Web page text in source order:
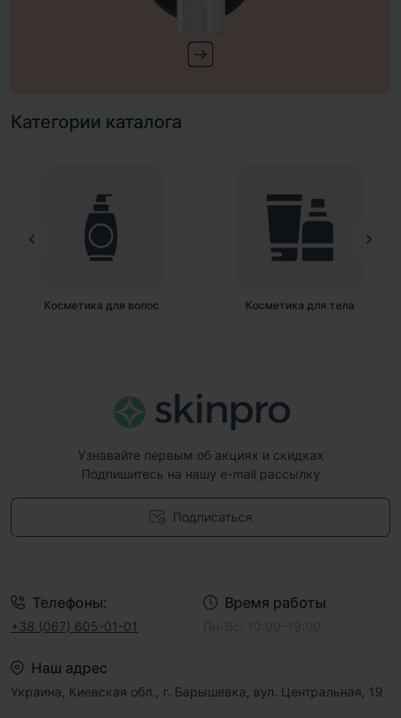
Категории каталога
Косметика для тела Декоративная
Узнавайте первым об акциях и скидках
Подпишитесь на нашу e-mail рассылку
Подписаться
Телефоны:
+38 (067) 605-01-01
Время работы
Наш адрес
Украина, Киевская обл., г. Барышевка, вул. Центральная, 19